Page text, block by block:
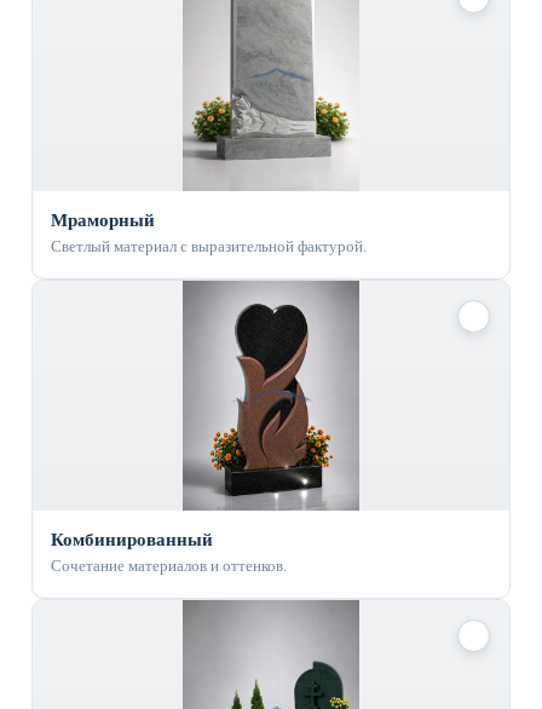
Мраморный
Светлый материал с выразительной фактурой.
Комбинированный
Сочетание материалов и оттенков.